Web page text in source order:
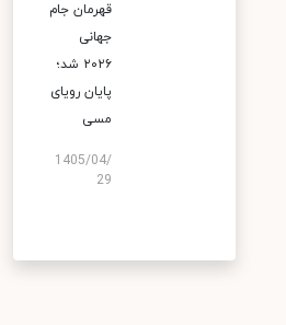
قهرمان جام
جهانی
۲۰۲۶ شد؛
پایان رویای
مسی
1405/04/
29